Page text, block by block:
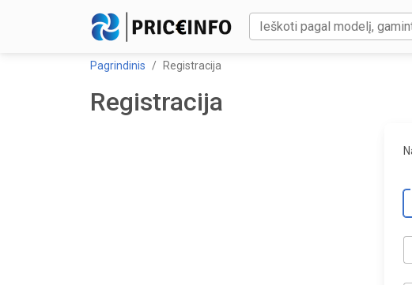
Pagrindinis Registracija
Registracija